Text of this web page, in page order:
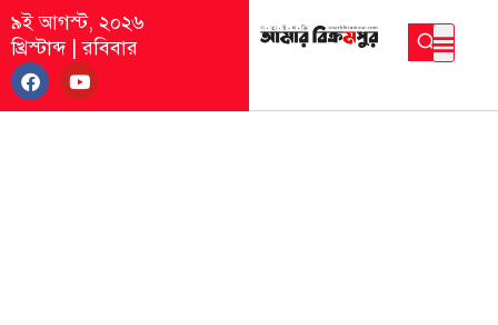
৯ই আগস্ট, ২০২৬
খ্রিস্টাব্দ|রবিবার